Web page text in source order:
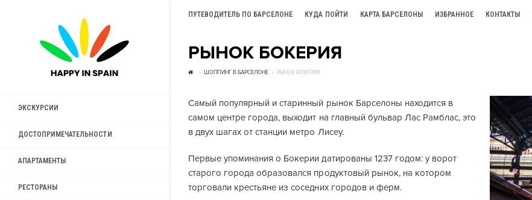
ПУТЕВОДИТЕЛЬ ПО БАРСЕЛОНЕ КУДА ПОЙТИ КАРТА БАРСЕЛОНЫ ИЗБРАННОЕ КОНТАКТЫ
ЭКСКУРСИИ
ДОСТОПРИМЕЧАТЕЛЬНОСТИ
АПАРТАМЕНТЫ
РЕСТОРАНЫ
РЫНОК БОКЕРИЯ
ШОППИНГ В БАРСЕЛОНЕ РЫНОК БОКЕРИЯ
Самый популярный и старинный рынок Барселоны находится в
самом центре города, выходит на главный бульвар Лас Рамблас, это
в двух шагах от станции метро Лисеу.
Первые упоминания о Бокерии датированы 1237 годом: у ворот
старого города образовался продуктовый рынок, на котором
торговали крестьяне из соседних городов и ферм.